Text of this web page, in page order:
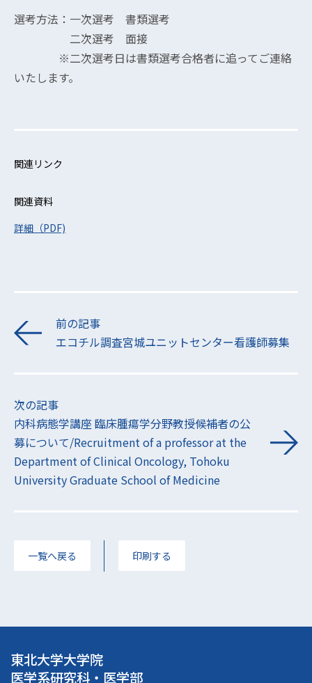
選考方法：一次選考 書類選考
二次選考 面接
※二次選考日は書類選考合格者に追ってご連絡
いたします。
関連リンク
関連資料
詳細（PDF)
前の記事
エコチル調査宮城ユニットセンター看護師募集
次の記事
内科病態学講座 臨床腫瘍学分野教授候補者の公
募について/Recruitment of a professor at the
Department of Clinical Oncology, Tohoku
University Graduate School of Medicine
一覧へ戻る 印刷する
東北大学大学院
医学系研究科・医学部